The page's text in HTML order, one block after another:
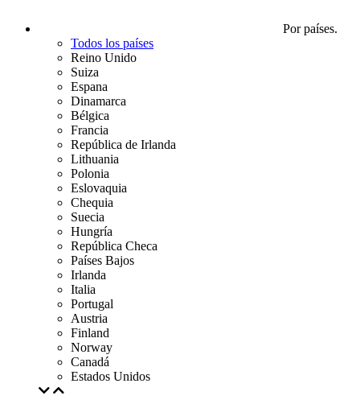
Por países.
Todos los países
Reino Unido
Suiza
Espana
Dinamarca
Bélgica
Francia
República de Irlanda
Lithuania
Polonia
Eslovaquia
Chequia
Suecia
Hungría
República Checa
Países Bajos
Irlanda
Italia
Portugal
Austria
Finland
Norway
Canadá
Estados Unidos